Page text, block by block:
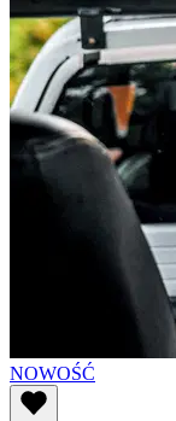
NOWOŚĆ